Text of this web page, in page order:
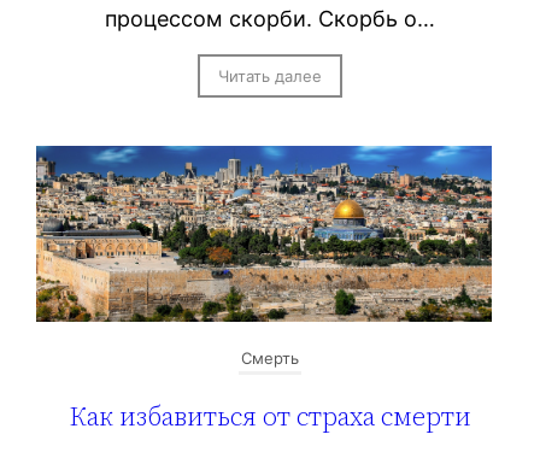
процессом скорби. Скорбь о…
Читать далее
Смерть
Как избавиться от страха смерти